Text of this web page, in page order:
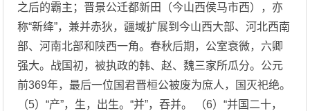
之后的霸主；晋景公迁都新田（今山西侯马市西），亦
称“新绛”，兼并赤狄，疆域扩展到今山西大部、河北西南
部、河南北部和陕西一角。春秋后期，公室衰微，六卿
强大。战国初，被执政的韩、赵、魏三家所瓜分。公元
前369年，最后一位国君晋桓公被废为庶人，国灭祀绝。
（5）“产”，生，出生。“并”，吞并。 （6）“并国二十，